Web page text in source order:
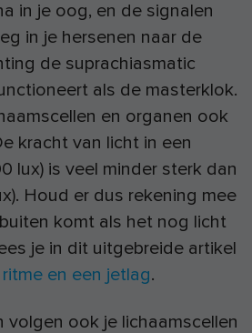
in je oog, en de signalen
in je hersenen naar de
de suprachiasmatic
als de masterklok.
en organen ook
kracht van licht in een
lux) is veel minder sterk dan
Houd er dus rekening mee
komt als het nog licht
je in dit uitgebreide artikel
en een jetlag.
volgen ook je lichaamscellen